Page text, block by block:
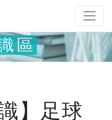
區
】足球